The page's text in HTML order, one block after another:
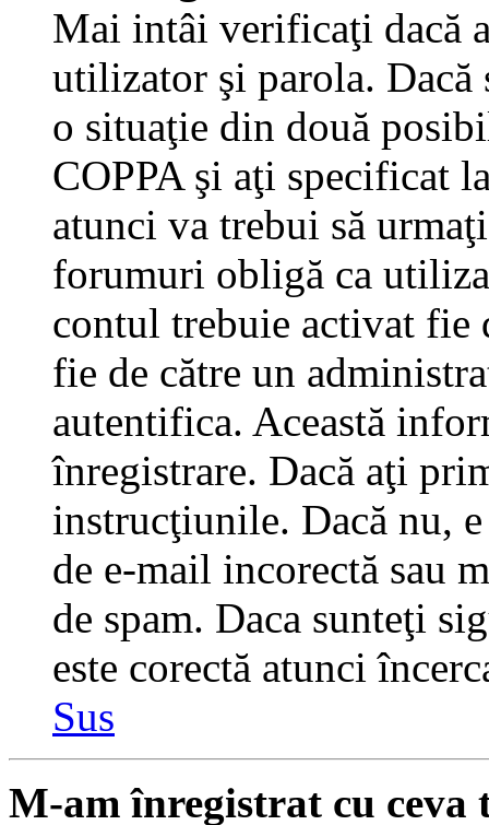
Mai intâi verificaţi dacă
utilizator şi parola. Dacă
o situaţie din două
COPPA şi aţi specificat
atunci va trebui să
forumuri obligă ca
contul trebuie activat fie
fie de către un
autentifica. Această
înregistrare. Dacă aţi
instrucţiunile. Dacă nu,
de e-mail incorectă sau
de spam. Daca sunteţi
este corectă atunci
Sus
M-am înregistrat cu